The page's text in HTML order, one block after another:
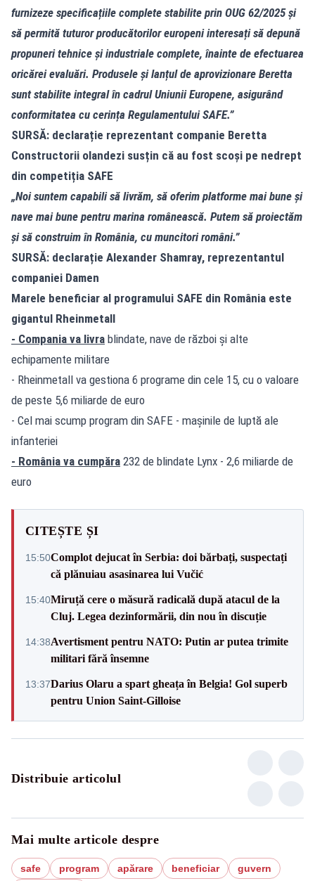
furnizeze specificațiile complete stabilite prin OUG 62/2025 și
să permită tuturor producătorilor europeni interesați să depună
propuneri tehnice și industriale complete, înainte de efectuarea
oricărei evaluări. Produsele şi lanțul de aprovizionare Beretta
sunt stabilite integral în cadrul Uniunii Europene, asigurând
conformitatea cu cerința Regulamentului SAFE.”
SURSĂ: declarație reprezentant companie Beretta
Constructorii olandezi susțin că au fost scoși pe nedrept
din competiția SAFE
„Noi suntem capabili să livrăm, să oferim platforme mai bune și
nave mai bune pentru marina românească. Putem să proiectăm
și să construim în România, cu muncitori români.”
SURSĂ: declarație Alexander Shamray, reprezentantul
companiei Damen
Marele beneficiar al programului SAFE din România este
gigantul Rheinmetall
- Compania va livra blindate, nave de război și alte
echipamente militare
- Rheinmetall va gestiona 6 programe din cele 15, cu o valoare
de peste 5,6 miliarde de euro
- Cel mai scump program din SAFE - mașinile de luptă ale
infanteriei
- România va cumpăra 232 de blindate Lynx - 2,6 miliarde de
euro
CITEȘTE ȘI
15:50Complot dejucat în Serbia: doi bărbați, suspectați
că plănuiau asasinarea lui Vučić
15:40Miruță cere o măsură radicală după atacul de la
Cluj. Legea dezinformării, din nou în discuție
14:38Avertisment pentru NATO: Putin ar putea trimite
militari fără însemne
13:37Darius Olaru a spart gheața în Belgia! Gol superb
pentru Union Saint-Gilloise
Distribuie articolul
Mai multe articole despre
safe program apărare beneficiar guvern